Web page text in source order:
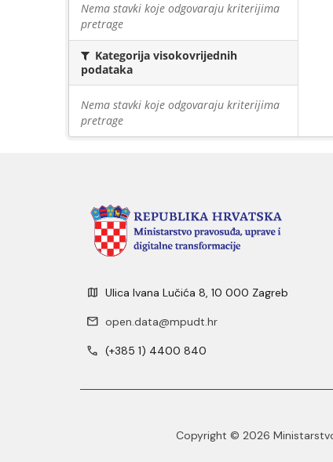
Nema stavki koje odgovaraju kriterijima
pretrage
Kategorija visokovrijednih
podataka
Nema stavki koje odgovaraju kriterijima
pretrage